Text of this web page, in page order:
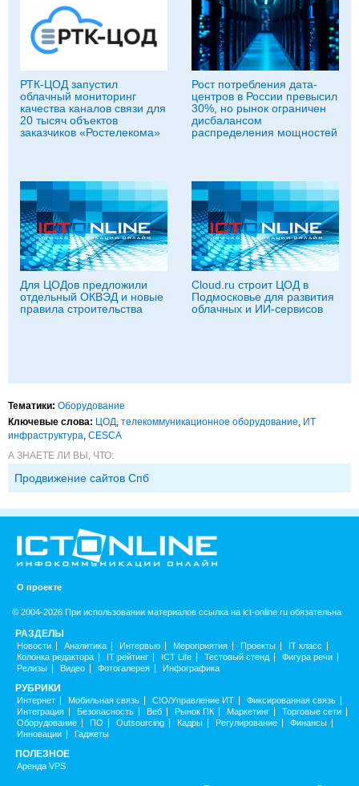
РТК-ЦОД запустил
облачный мониторинг
качества каналов связи для
20 тысяч объектов
заказчиков «Ростелекома»
Рост потребления дата-
центров в России превысил
30%, но рынок ограничен
дисбалансом
распределения мощностей
Для ЦОДов предложили
отдельный ОКВЭД и новые
правила строительства
Cloud.ru строит ЦОД в
Подмосковье для развития
облачных и ИИ-сервисов
Тематики: Оборудование
Ключевые слова: ЦОД, телекоммуникационное оборудование, ИТ
инфраструктура, CESCA
А ЗНАЕТЕ ЛИ ВЫ, ЧТО:
Продвижение сайтов Спб
О проекте
© 2004-2026 При использовании материалов ссылка на ict-online.ru обязательна
РАЗДЕЛЫ
Новости Аналитика Интервью Мероприятия Проекты
IT класс
Колонка редактора
IT рейтинг ICT Life Тестовый стенд
Фигура речи
Релизы
Видео Фотогалерея Инфографика
РУБРИКИ
Интернет Мобильная связь CIO/Управление ИТ
Фиксированная связь
Интеграция
Безопасность Веб Рынок ПК Маркетинг
Торговые сети
Оборудование
ПО Outsourcing Кадры Регулирование
Финансы
Инновации
Гаджеты
ПОЛЕЗНОЕ
Аренда VPS